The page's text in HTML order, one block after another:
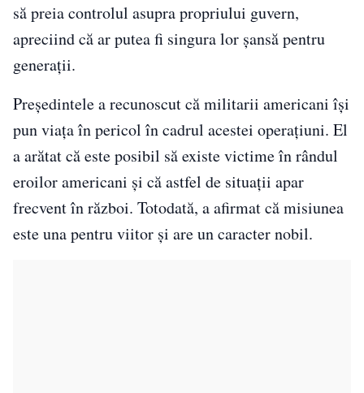
să preia controlul asupra propriului guvern,
apreciind că ar putea fi singura lor șansă pentru
generații.
Președintele a recunoscut că militarii americani își
pun viața în pericol în cadrul acestei operațiuni. El
a arătat că este posibil să existe victime în rândul
eroilor americani și că astfel de situații apar
frecvent în război. Totodată, a afirmat că misiunea
este una pentru viitor și are un caracter nobil.